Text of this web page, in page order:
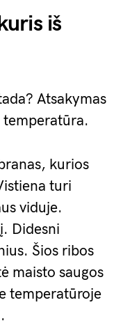
iš
Atsakymas
temperatūra.
kurios
turi
viduje.
Didesni
Šios ribos
maisto saugos
temperatūroje